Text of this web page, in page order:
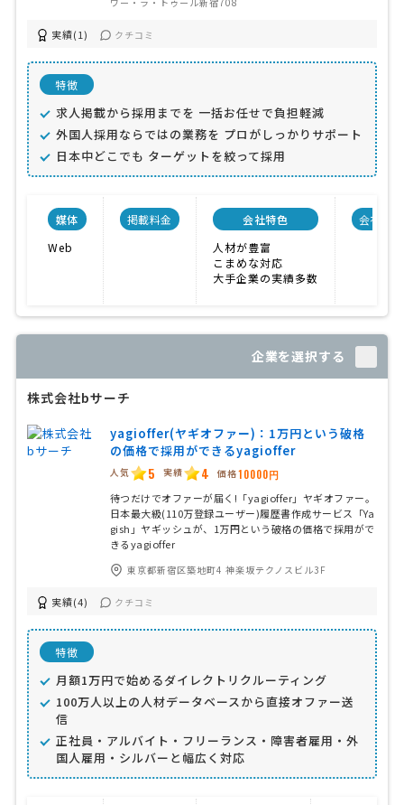
実績(1) クチコミ
特徴
求人掲載から採用までを 一括お任せで負担軽減
外国人採用ならではの業務を プロがしっかりサポート
日本中どこでも ターゲットを絞って採用
媒体
Web
掲載料金
会社特色
人材が豊富
こまめな対応
大手企業の実績多数
会社規模
企業を選択する
株式会社bサーチ
yagioffer(ヤギオファー)：1万円という破格
の価格で採用ができるyagioffer
人気 5 実績 4 価格10000円
待つだけでオファーが届く!「yagioffer」ヤギオファー。
日本最大級(110万登録ユーザー)履歴書作成サービス「Ya
gish」ヤギッシュが、1万円という破格の価格で採用がで
きるyagioffer
東京都新宿区築地町4 神楽坂テクノスビル3F
実績(4) クチコミ
特徴
月額1万円で始めるダイレクトリクルーティング
100万人以上の人材データベースから直接オファー送
信
正社員・アルバイト・フリーランス・障害者雇用・外
国人雇用・シルバーと幅広く対応